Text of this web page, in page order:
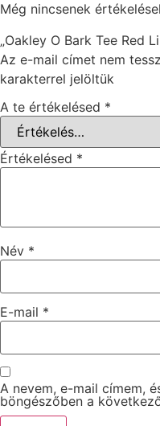
Még nincsenek
„Oakley O Bark Tee Red
Az e-mail címet nem
karakterrel jelöltük
A te értékelésed *
Értékelésed *
Név *
E-mail *
A nevem, e-mail címem,
böngészőben a